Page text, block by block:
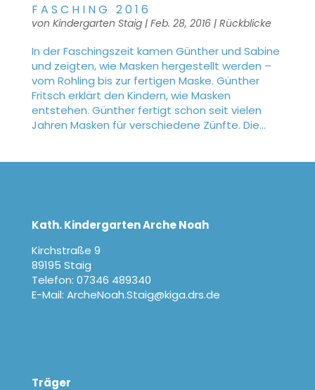
FASCHING 2016
von Kindergarten Staig| Feb. 28, 2016| Rückblicke
In der Faschingszeit kamen Günther und Sabine
und zeigten, wie Masken hergestellt werden –
vom Rohling bis zur fertigen Maske. Günther
Fritsch erklärt den Kindern, wie Masken
entstehen. Günther fertigt schon seit vielen
Jahren Masken für verschiedene Zünfte. Die...
Kath. Kindergarten Arche Noah
Kirchstraße 9
89195 Staig
Telefon: 07346 489340
E-Mail: ArcheNoah.Staig@kiga.drs.de
Träger